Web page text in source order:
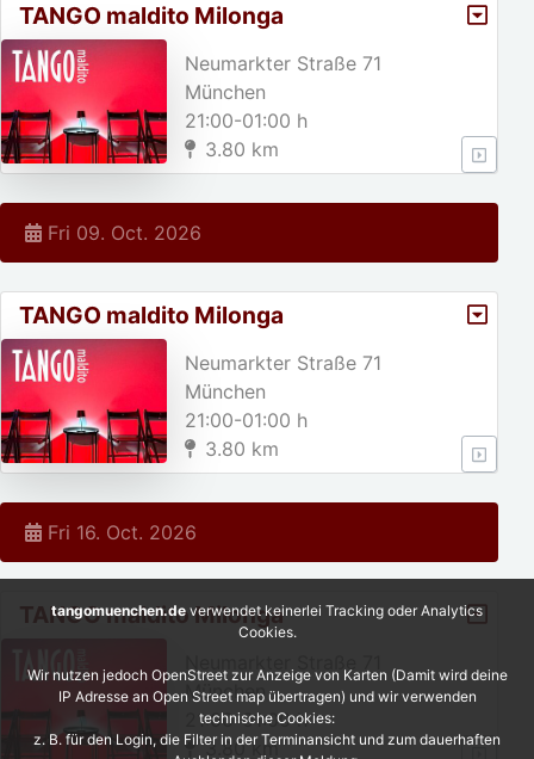
TANGO maldito Milonga
Neumarkter Straße 71
München
21:00-01:00 h
3.80 km
Fri 09. Oct. 2026
TANGO maldito Milonga
Neumarkter Straße 71
München
21:00-01:00 h
3.80 km
Fri 16. Oct. 2026
TANGO maldito Milonga
München
21:00-01:00 h
3.80 km
tangomuenchen.deverwendet keinerlei Tracking oder Analytics
Cookies.
Wir nutzen jedoch OpenStreet zur Anzeige von Karten (Damit wird deine
IP Adresse an Open Street map übertragen) und wir verwenden
technische Cookies:
z. B. für den Login, die Filter in der Terminansicht und zum dauerhaften